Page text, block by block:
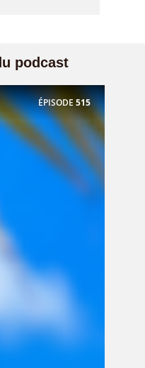
podcast
ÉPISODE 515